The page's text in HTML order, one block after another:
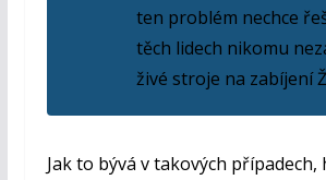
ten problém nechce
těch lidech nikomu
živé stroje na zabíjení
Jak to bývá v takových